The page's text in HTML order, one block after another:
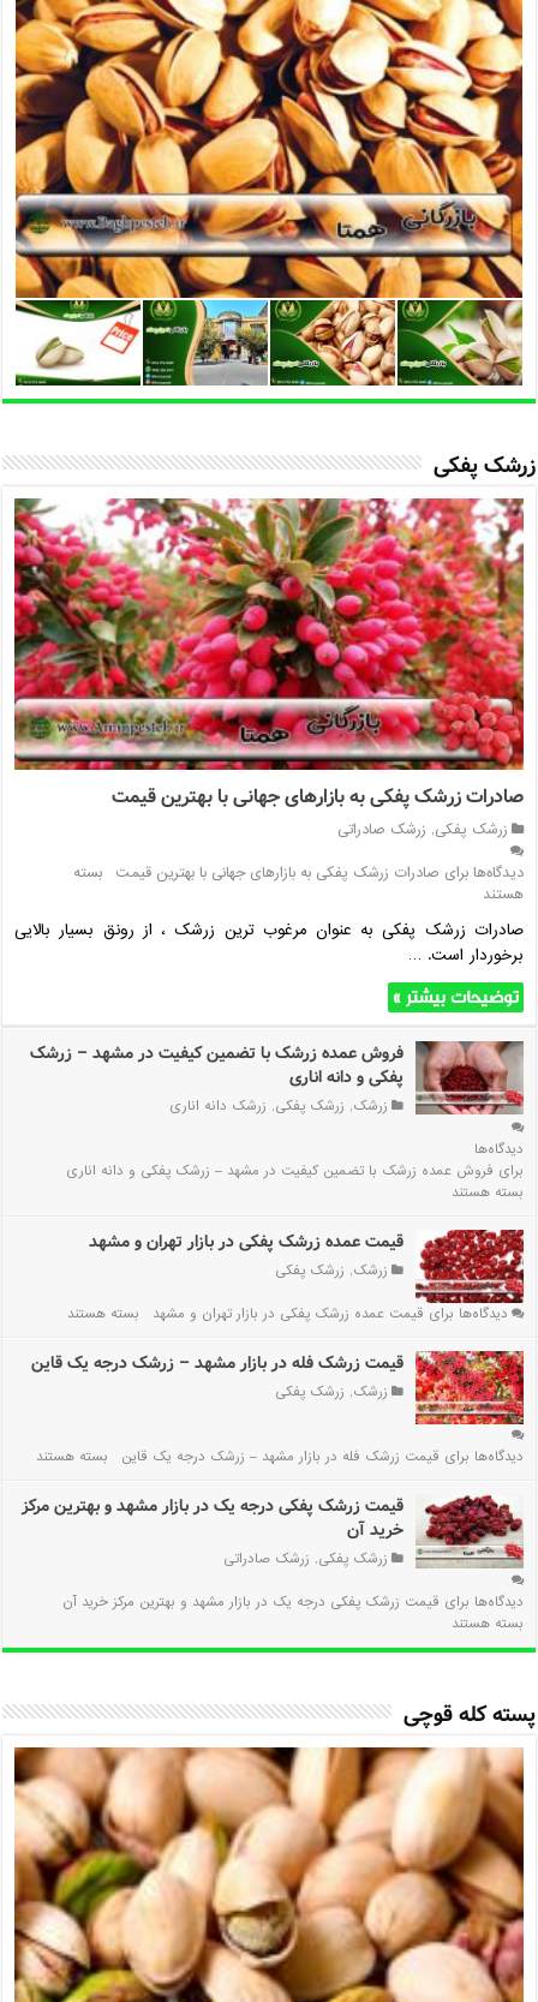
زرشک پفکی
صادرات زرشک پفکی به بازارهای جهانی با بهترین قیمت
زرشک پفکی, زرشک صادراتی
دیدگاه‌هابرای صادرات زرشک پفکی به بازارهای جهانی با بهترین قیمت
بسته
هستند
صادرات زرشک پفکی به عنوان مرغوب ترین زرشک ، از رونق بسیار بالایی
برخوردار است. …
توضیحات بیشتر »
فروش عمده زرشک با تضمین کیفیت در مشهد – زرشک
پفکی و دانه اناری
زرشک, زرشک پفکی, زرشک دانه اناری
دیدگاه‌ها
برای فروش عمده زرشک با تضمین کیفیت در مشهد – زرشک پفکی و دانه اناری
بسته هستند
قیمت عمده زرشک پفکی در بازار تهران و مشهد
زرشک, زرشک پفکی
دیدگاه‌ها برای قیمت عمده زرشک پفکی در بازار تهران و مشهد بسته هستند
قیمت زرشک فله در بازار مشهد – زرشک درجه یک قاین
زرشک, زرشک پفکی
دیدگاه‌ها برای قیمت زرشک فله در بازار مشهد – زرشک درجه یک قاین بسته هستند
قیمت زرشک پفکی درجه یک در بازار مشهد و بهترین مرکز
خرید آن
زرشک پفکی, زرشک صادراتی
دیدگاه‌ها برای قیمت زرشک پفکی درجه یک در بازار مشهد و بهترین مرکز خرید آن
بسته هستند
پسته کله قوچی